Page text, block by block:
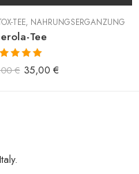
TEE, NAHRUNGSERGÄNZUNG
Tee
mit
von 5
€ 35,00 €